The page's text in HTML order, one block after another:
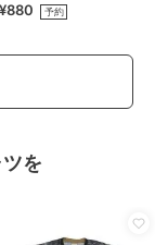
リルキーホルダー（全6種）
¥880 予約
を